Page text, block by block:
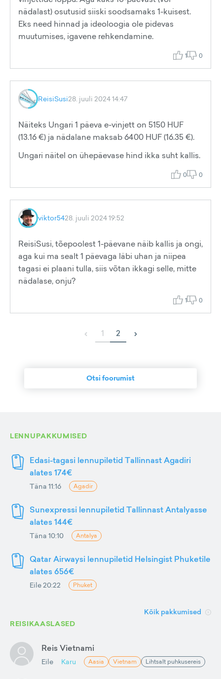
nädalast) osutusid siiski soodsamaks 1-kuisest.
Eks need hinnad ja ideoloogia ole pidevas
muutumises, igavene rehkendamine.
1 0
ReisiSusi28. juuli 2024 14:47
Näiteks Ungari 1 päeva e-vinjett on 5150 HUF
(13.16 €) ja nädalane maksab 6400 HUF (16.35 €).
Ungari näitel on ühepäevase hind ikka suht kallis.
0 0
viktor5428. juuli 2024 19:52
ReisiSusi, tõepoolest 1-päevane näib kallis ja ongi,
aga kui ma sealt 1 päevaga läbi uhan ja niipea
tagasi ei plaani tulla, siis võtan ikkagi selle, mitte
nädalase, onju?
1 0
‹ 1 2 ›
Otsi foorumist
LENNUPAKKUMISED
Edasi-tagasi lennupiletid Tallinnast Agadiri
alates 174€
Täna 11:16 Agadir
Sunexpressi lennupiletid Tallinnast Antalyasse
alates 144€
Täna 10:10 Antalya
Qatar Airwaysi lennupiletid Helsingist Phuketile
alates 656€
Eile 20:22 Phuket
Kõik pakkumised
REISIKAASLASED
Reis Vietnami
Eile Karu Aasia Vietnam Lihtsalt puhkusereis